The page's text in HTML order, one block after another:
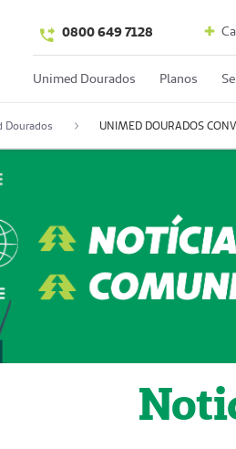
0800 649 7128
Unimed Dourados Planos
Dourados UNIMED DOURADOS